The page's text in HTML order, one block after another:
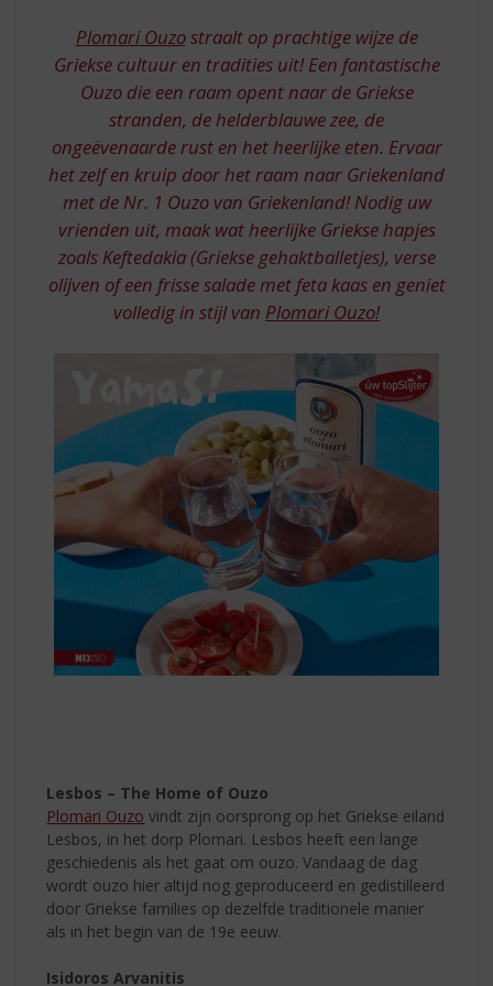
TO
GREECE
Plomari Ouzostraalt op prachtige wijze de
Griekse cultuur en tradities uit! Een fantastische
Ouzo die een raam opent naar de Griekse
stranden, de helderblauwe zee, de
ongeëvenaarde rust en het heerlijke eten. Ervaar
het zelf en kruip door het raam naar Griekenland
met de Nr. 1 Ouzo van Griekenland! Nodig uw
vrienden uit, maak wat heerlijke Griekse hapjes
zoals Keftedakia (Griekse gehaktballetjes), verse
olijven of een frisse salade met feta kaas en geniet
volledig in stijl van Plomari Ouzo!
Lesbos – The Home of Ouzo
Plomari Ouzo vindt zijn oorsprong op het Griekse eiland
Lesbos, in het dorp Plomari. Lesbos heeft een lange
geschiedenis als het gaat om ouzo. Vandaag de dag
wordt ouzo hier altijd nog geproduceerd en gedistilleerd
door Griekse families op dezelfde traditionele manier
als in het begin van de 19e eeuw.
Isidoros Arvanitis